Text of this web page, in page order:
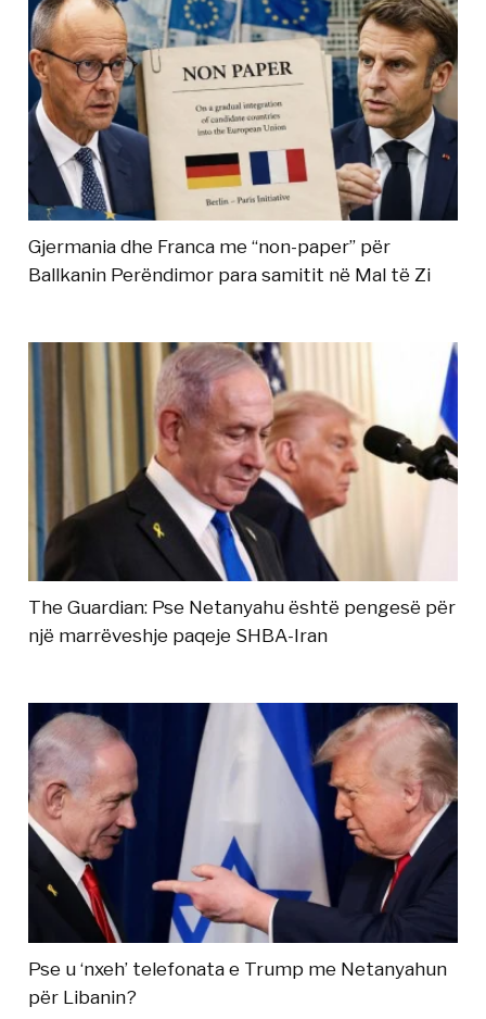
Gjermania dhe Franca me “non-paper” për
Ballkanin Perëndimor para samitit në Mal të Zi
The Guardian: Pse Netanyahu është pengesë për
një marrëveshje paqeje SHBA-Iran
Pse u ‘nxeh’ telefonata e Trump me Netanyahun
për Libanin?